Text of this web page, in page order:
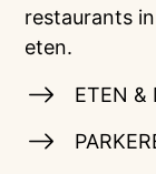
restaurants
eten.
ETEN &